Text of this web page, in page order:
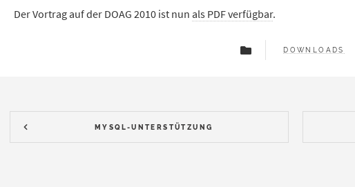
Der Vortrag auf der DOAG 2010 ist nun als PDF verfügbar.
DOWNLOADS
MYSQL-UNTERSTÜTZUNG